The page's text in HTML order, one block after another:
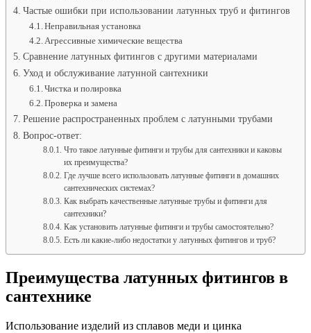
Частые ошибки при использовании латунных труб и фитингов
Неправильная установка
Агрессивные химические вещества
Сравнение латунных фитингов с другими материалами
Уход и обслуживание латунной сантехники
Чистка и полировка
Проверка и замена
Решение распространенных проблем с латунными трубами
Вопрос-ответ:
Что такое латунные фитинги и трубы для сантехники и каковы
их преимущества?
Где лучше всего использовать латунные фитинги в домашних
сантехнических системах?
Как выбрать качественные латунные трубы и фитинги для
сантехники?
Как установить латунные фитинги и трубы самостоятельно?
Есть ли какие-либо недостатки у латунных фитингов и труб?
Преимущества латунных фитингов в
сантехнике
Использование изделий из сплавов меди и цинка